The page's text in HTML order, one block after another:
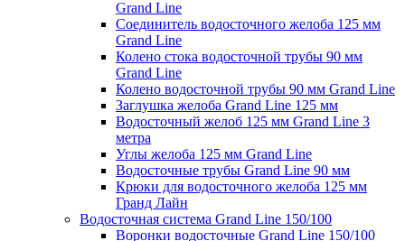
Grand Line
Соединитель водосточного желоба 125 мм
Grand Line
Колено стока водосточной трубы 90 мм
Grand Line
Колено водосточной трубы 90 мм Grand Line
Заглушка желоба Grand Line 125 мм
Водосточный желоб 125 мм Grand Line 3
метра
Углы желоба 125 мм Grand Line
Водосточные трубы Grand Line 90 мм
Крюки для водосточного желоба 125 мм
Гранд Лайн
Водосточная система Grand Line 150/100
Воронки водосточные Grand Line 150/100